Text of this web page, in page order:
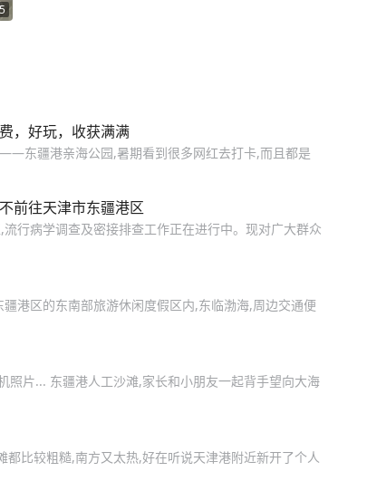
，好玩，收获满满
东疆港亲海公园,暑期看到很多网红去打卡,而且都是
前往天津市东疆港区
行病学调查及密接排查工作正在进行中。现对广大群众
港区的东南部旅游休闲度假区内,东临渤海,周边交通便
照片... 东疆港人工沙滩,家长和小朋友一起背手望向大海
比较粗糙,南方又太热,好在听说天津港附近新开了个人